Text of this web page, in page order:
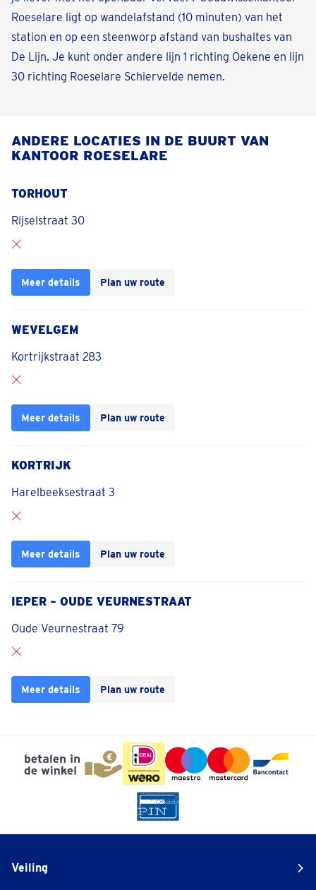
Roeselare ligt op wandelafstand (10 minuten) van het
station en op een steenworp afstand van bushaltes van
De Lijn. Je kunt onder andere lijn 1 richting Oekene en lijn
30 richting Roeselare Schiervelde nemen.
ANDERE LOCATIES IN DE BUURT VAN
KANTOOR ROESELARE
TORHOUT
Rijselstraat 30
Meer details Plan uw route
WEVELGEM
Kortrijkstraat 283
Meer details Plan uw route
KORTRIJK
Harelbeeksestraat 3
Meer details Plan uw route
IEPER – OUDE VEURNESTRAAT
Oude Veurnestraat 79
Meer details Plan uw route
Veiling